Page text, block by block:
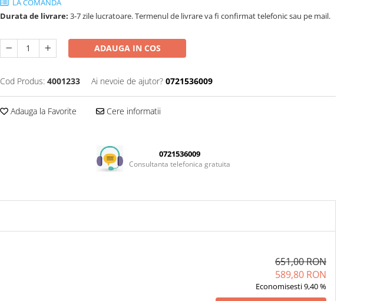
LA COMANDA
Durata de livrare: 3-7 zile lucratoare. Termenul de livrare va fi confirmat telefonic sau pe mail.
ADAUGA IN COS
Cod Produs: 4001233 Ai nevoie de ajutor? 0721536009
Adauga la Favorite Cere informatii
0721536009
Consultanta telefonica gratuita
651,00 RON
589,80 RON
Economisesti 9,40 %